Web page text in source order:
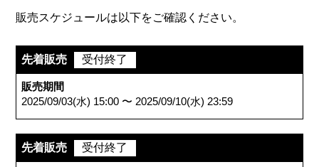
販売スケジュールは以下をご確認ください。
先着販売 受付終了
販売期間
2025/09/03(水) 15:00 〜 2025/09/10(水) 23:59
先着販売 受付終了